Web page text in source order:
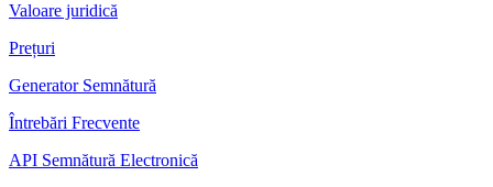
Valoare juridică
Prețuri
Generator Semnătură
Întrebări Frecvente
API Semnătură Electronică